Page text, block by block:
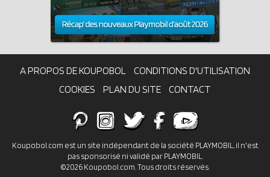
A PROPOS DE KOUPOBOL
CONDITIONS D'UTILISATION
COOKIES
PLAN DU SITE CONTACT
Koupobol.com est un site indépendant de la société PLAYMOBIL, il n'est
pas sponsorisé ni validé par PLAYMOBIL.
©2026 Koupobol.com. Tous droits réservés.